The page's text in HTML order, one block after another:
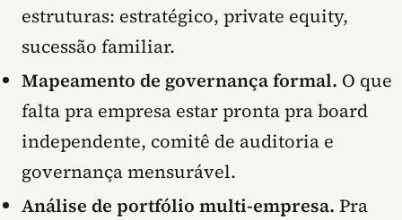
estruturas: estratégico, private equity,
sucessão familiar.
Mapeamento de governança formal. O que
falta pra empresa estar pronta pra board
independente, comitê de auditoria e
governança mensurável.
Análise de portfólio multi-empresa. Pra